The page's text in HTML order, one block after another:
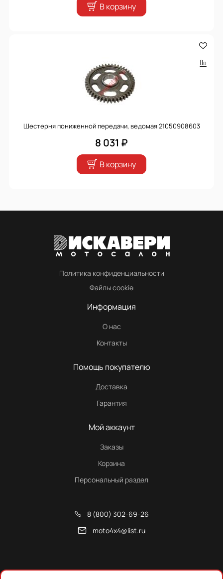
В корзину
Шестерня пониженной передачи, ведомая 21050908603
8 031 ₽
В корзину
Политика конфиденциальности
Файлы cookie
Информация
О нас
Контакты
Помощь покупателю
Доставка
Гарантия
Мой аккаунт
Заказы
Корзина
Персональный раздел
8 (800) 302-69-26
moto4x4@list.ru